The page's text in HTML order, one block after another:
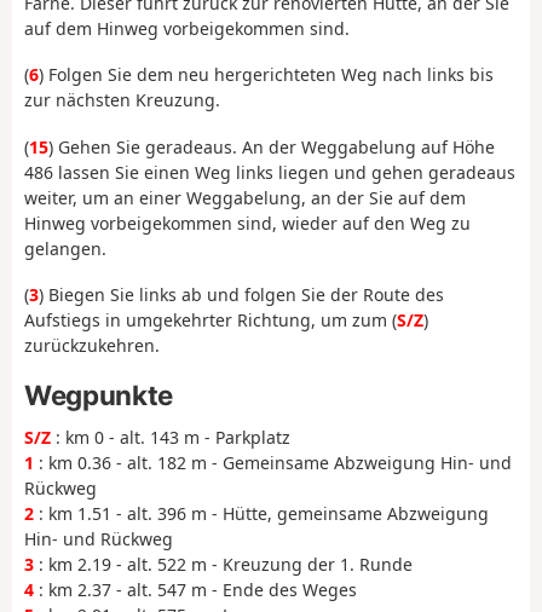
auf dem Hinweg vorbeigekommen sind.
(6) Folgen Sie dem neu hergerichteten Weg nach links bis
zur nächsten Kreuzung.
(15) Gehen Sie geradeaus. An der Weggabelung auf Höhe
486 lassen Sie einen Weg links liegen und gehen geradeaus
weiter, um an einer Weggabelung, an der Sie auf dem
Hinweg vorbeigekommen sind, wieder auf den Weg zu
gelangen.
(3) Biegen Sie links ab und folgen Sie der Route des
Aufstiegs in umgekehrter Richtung, um zum (S/Z)
zurückzukehren.
Wegpunkte
S/Z : km 0 - alt. 143 m - Parkplatz
1 : km 0.36 - alt. 182 m - Gemeinsame Abzweigung Hin- und
Rückweg
2 : km 1.51 - alt. 396 m - Hütte, gemeinsame Abzweigung
Hin- und Rückweg
3 : km 2.19 - alt. 522 m - Kreuzung der 1. Runde
4 : km 2.37 - alt. 547 m - Ende des Weges